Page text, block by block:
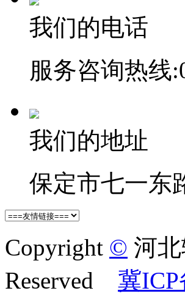
我们的电话
服务咨询热线
我们的地址
保定市七一东
Copyright © 河
Reserved 冀ICP